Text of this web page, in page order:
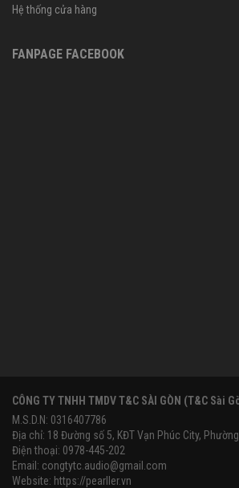
Hệ thống cửa hàng
FANPAGE FACEBOOK
CÔNG TY TNHH TMDV T&C SÀI GÒN (T&C Sài
M.S.D.N: 0316407786
Địa chỉ: 18 Đường số 5, KĐT Vạn Phúc City, Phường
Điện thoại: 0978-445-202
Email: congtytc.audio@gmail.com
Website: https://pearller.vn